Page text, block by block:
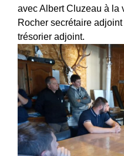
avec Albert Cluzeau à la
Rocher secrétaire
trésorier adjoint.